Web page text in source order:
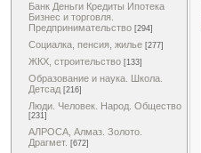
Банк Деньги Кредиты Ипотека
Бизнес и торговля.
Предпринимательство [294]
Социалка, пенсия, жилье [277]
ЖКХ, строительство [133]
Образование и наука. Школа.
Детсад [216]
Люди. Человек. Народ. Общество
[231]
АЛРОСА, Алмаз. Золото.
Драгмет. [672]